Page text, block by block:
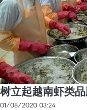
树立起越南虾类
01/08/2020 03:24